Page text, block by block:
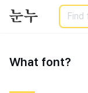
Search
What font?